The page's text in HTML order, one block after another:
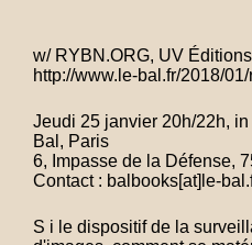
w/ RYBN.ORG, UV
http://www.le-bal.fr/2018/
Jeudi 25 janvier 20h/22h,
Bal, Paris
6, Impasse de la Défense,
Contact : balbooks[at]le-
S i le dispositif de la